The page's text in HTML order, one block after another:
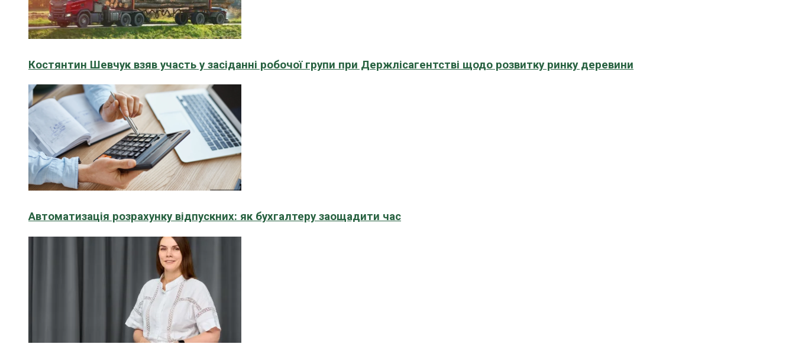
Костянтин Шевчук взяв участь у засіданні робочої групи при Держлісагентстві щодо розвитку ринку деревини
Автоматизація розрахунку відпускних: як бухгалтеру заощадити час